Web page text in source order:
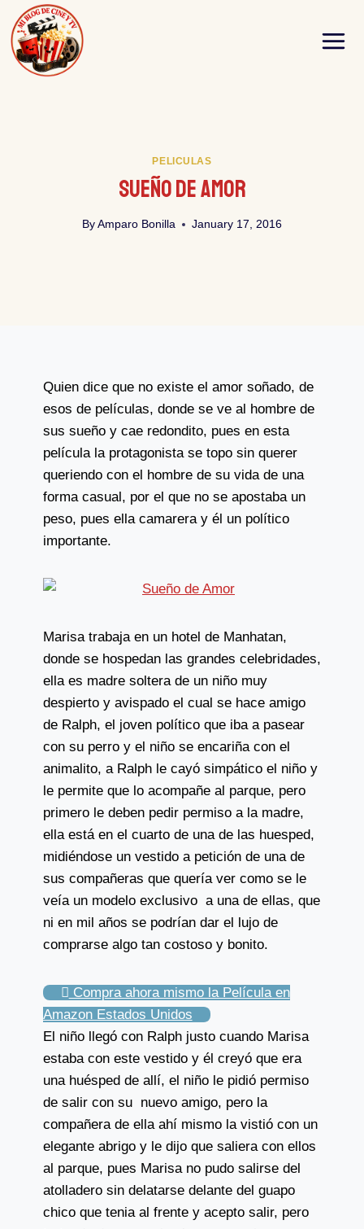
Skip
content
PELICULAS
Sueño De Amor
By Amparo Bonilla January 17, 2016
Quien dice que no existe el amor soñado, de
esos de películas, donde se ve al hombre de
sus sueño y cae redondito, pues en esta
película la protagonista se topo sin querer
queriendo con el hombre de su vida de una
forma casual, por el que no se apostaba un
peso, pues ella camarera y él un político
importante.
Marisa trabaja en un hotel de Manhatan,
donde se hospedan las grandes celebridades,
ella es madre soltera de un niño muy
despierto y avispado el cual se hace amigo
de Ralph, el joven político que iba a pasear
con su perro y el niño se encariña con el
animalito, a Ralph le cayó simpático el niño y
le permite que lo acompañe al parque, pero
primero le deben pedir permiso a la madre,
ella está en el cuarto de una de las huesped,
midiéndose un vestido a petición de una de
sus compañeras que quería ver como se le
veía un modelo exclusivo a una de ellas, que
ni en mil años se podrían dar el lujo de
comprarse algo tan costoso y bonito.
Compra ahora mismo la Película en
Amazon Estados Unidos
El niño llegó con Ralph justo cuando Marisa
estaba con este vestido y él creyó que era
una huésped de allí, el niño le pidió permiso
de salir con su nuevo amigo, pero la
compañera de ella ahí mismo la vistió con un
elegante abrigo y le dijo que saliera con ellos
al parque, pues Marisa no pudo salirse del
atolladero sin delatarse delante del guapo
chico que tenia al frente y acepto salir, pero